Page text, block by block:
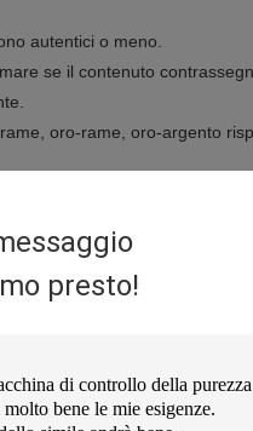
presto!
autentici o meno.
se il contenuto
oro-rame, oro-argento
x larghezza10.7cm x 9.3cm)
conveniente;migliore durata.
altezza 32,5cm